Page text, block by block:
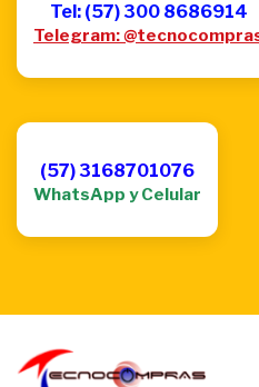
Tel: (57) 300 8686914
Telegram:
(57) 3168701076
WhatsApp y Celular